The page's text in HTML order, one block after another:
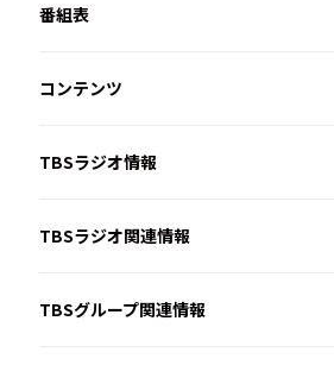
番組表
コンテンツ
TBSラジオ情報
TBSラジオ関連情報
TBSグループ関連情報